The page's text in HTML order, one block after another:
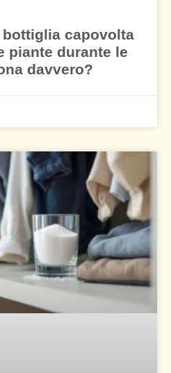
capovolta
piante durante le
davvero?